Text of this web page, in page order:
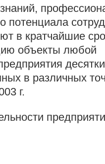
потенциала
в кратчайшие
объекты любой
десятки
в различных
г.